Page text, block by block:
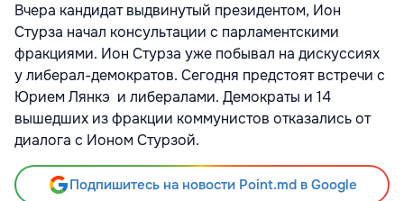
Вчера кандидат выдвинутый президентом, Ион
Стурза начал консультации с парламентскими
фракциями. Ион Стурза уже побывал на дискуссиях
у либерал-демократов. Сегодня предстоят встречи с
Юрием Лянкэ и либералами. Демократы и 14
вышедших из фракции коммунистов отказались от
диалога с Ионом Стурзой.
Подпишитесь на новости Point.md в Google